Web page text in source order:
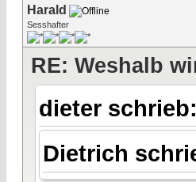
Harald
Sesshafter
RE: Weshalb
dieter schrieb:
Dietrich